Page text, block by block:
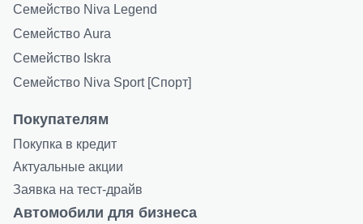
Семейство Niva Legend
Семейство Aura
Семейство Iskra
Семейство Niva Sport [Спорт]
Покупателям
Покупка в кредит
Актуальные акции
Заявка на тест-драйв
Автомобили для бизнеса